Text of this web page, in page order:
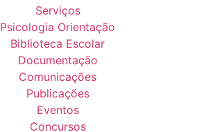
Serviços
Psicologia Orientação
Biblioteca Escolar
Documentação
Comunicações
Publicações
Eventos
Concursos